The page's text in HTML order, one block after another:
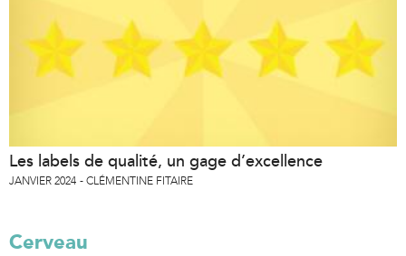
Les labels de qualité, un gage d’excellence
JANVIER 2024 CLÉMENTINE FITAIRE
Cerveau